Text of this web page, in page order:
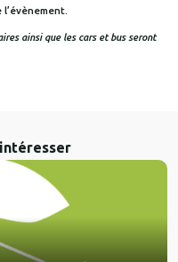
ainsi que les cars et bus seront